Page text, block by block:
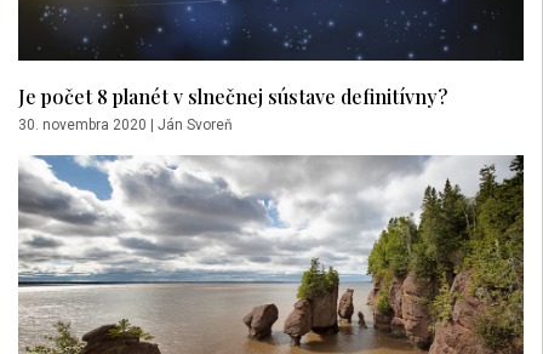
Je počet 8 planét v slnečnej sústave definitívny?
30. novembra 2020 Ján Svoreň